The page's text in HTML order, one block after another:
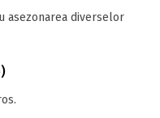
asezonarea diverselor